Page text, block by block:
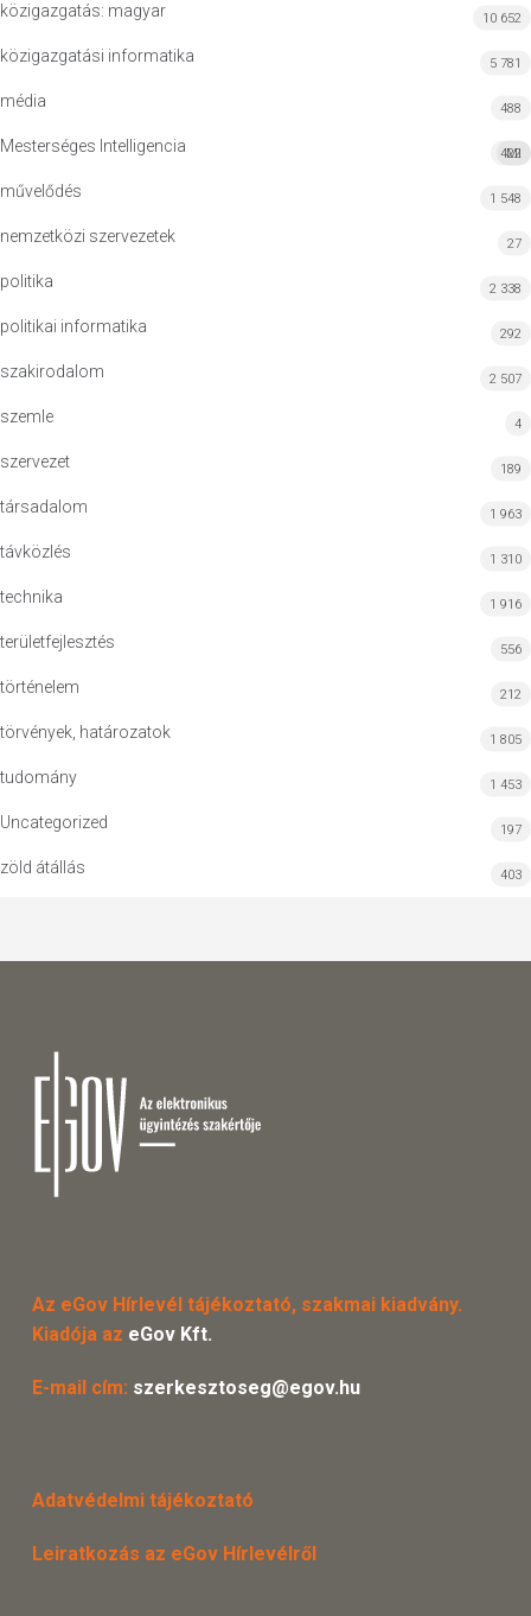
közigazgatás: magyar 10 652
közigazgatási informatika 5 781
média 488
Mesterséges Intelligencia MI
422
művelődés 1 548
nemzetközi szervezetek 27
politika 2 338
politikai informatika 292
szakirodalom 2 507
szemle 4
szervezet 189
társadalom 1 963
távközlés 1 310
technika 1 916
területfejlesztés 556
történelem 212
törvények, határozatok 1 805
tudomány 1 453
Uncategorized 197
zöld átállás 403
Az eGov Hírlevél tájékoztató, szakmai kiadvány.
Kiadója az eGov Kft.
E-mail cím: szerkesztoseg@egov.hu
Adatvédelmi tájékoztató
Leiratkozás az eGov Hírlevélről